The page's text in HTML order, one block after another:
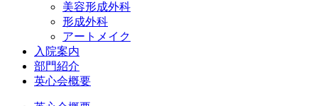
美容形成外科
形成外科
アートメイク
入院案内
部門紹介
英心会概要